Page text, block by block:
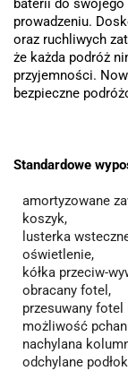
baterii do swojego
prowadzeniu.
oraz ruchliwych
że każda podróż
przyjemności.
bezpieczne
Standardowe
amortyzowane
koszyk,
lusterka
oświetlenie,
kółka przeciw-
obracany fotel,
przesuwany fotel
możliwość
nachylana
odchylane